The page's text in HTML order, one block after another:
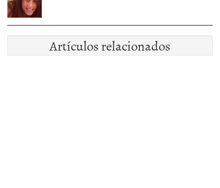
Artículos relacionados